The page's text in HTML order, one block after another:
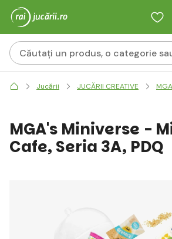
Jucării JUCĂRII CREATIVE
MGA's Miniverse -
Cafe, Seria 3A, PDQ